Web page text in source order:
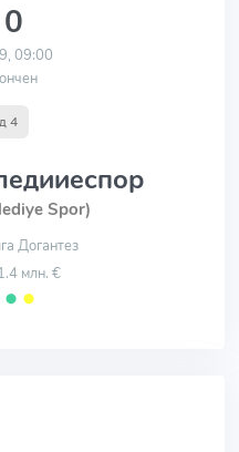
09:00
4
Spor)
Догантез
млн. €
⬤ ⬤